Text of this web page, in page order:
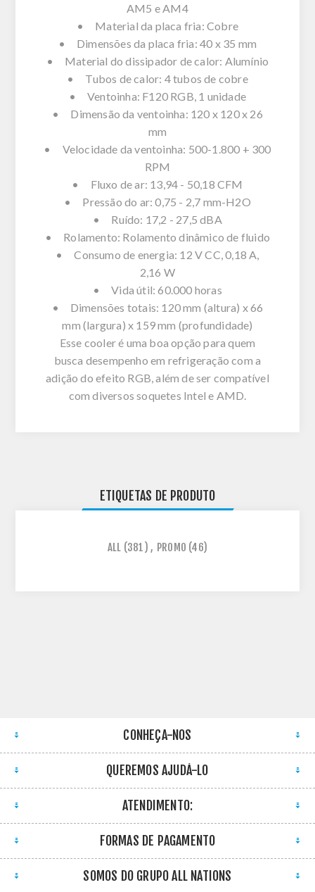
AM5 e AM4
• Material da placa fria: Cobre
• Dimensões da placa fria: 40 x 35 mm
• Material do dissipador de calor: Alumínio
• Tubos de calor: 4 tubos de cobre
• Ventoinha: F120 RGB, 1 unidade
• Dimensão da ventoinha: 120 x 120 x 26
mm
• Velocidade da ventoinha: 500-1.800 + 300
RPM
• Fluxo de ar: 13,94 - 50,18 CFM
• Pressão do ar: 0,75 - 2,7 mm-H2O
• Ruído: 17,2 - 27,5 dBA
• Rolamento: Rolamento dinâmico de fluido
• Consumo de energia: 12 V CC, 0,18 A,
2,16 W
• Vida útil: 60.000 horas
• Dimensões totais: 120 mm (altura) x 66
mm (largura) x 159 mm (profundidade)
Esse cooler é uma boa opção para quem
busca desempenho em refrigeração com a
adição do efeito RGB, além de ser compatível
com diversos soquetes Intel e AMD.
ETIQUETAS DE PRODUTO
ALL (381) , PROMO (46)
CONHEÇA-NOS
QUEREMOS AJUDÁ-LO
ATENDIMENTO:
FORMAS DE PAGAMENTO
SOMOS DO GRUPO ALL NATIONS